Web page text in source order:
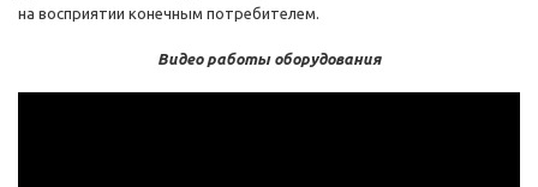
на восприятии конечным потребителем.
Видео работы оборудования